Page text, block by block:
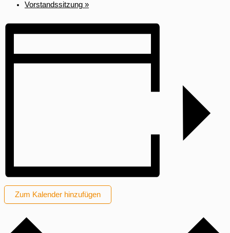
Vorstandssitzung »
Zum Kalender hinzufügen